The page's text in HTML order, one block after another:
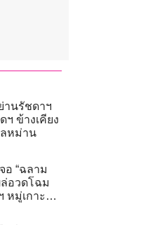
านรัชดาฯ
ข้างเคียง
ลหม่าน
อ “ฉลาม
ล่อวดโฉม
หมู่เกาะ